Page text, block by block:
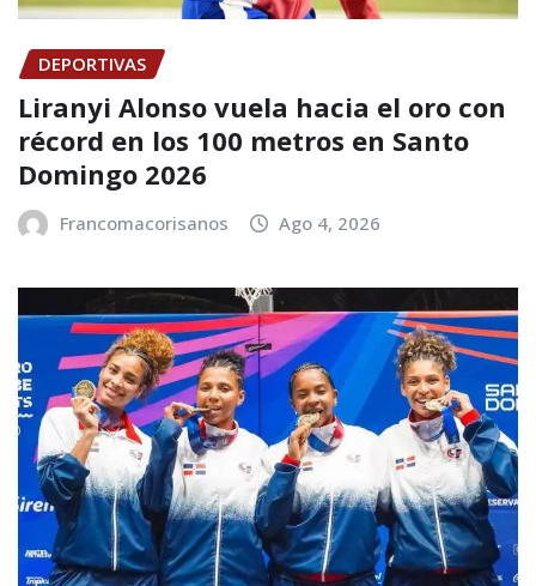
DEPORTIVAS
Liranyi Alonso vuela hacia el oro con
récord en los 100 metros en Santo
Domingo 2026
Francomacorisanos Ago 4, 2026